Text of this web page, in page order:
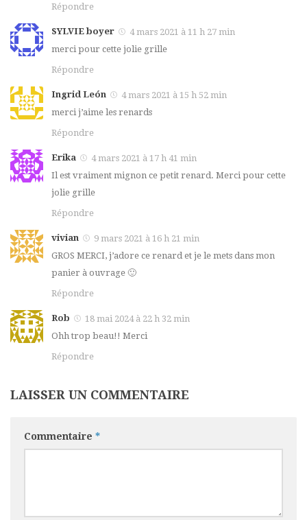
Répondre
SYLVIE boyer
4 mars 2021 à 11 h 27 min
merci pour cette jolie grille
Répondre
Ingrid León
4 mars 2021 à 15 h 52 min
merci j’aime les renards
Répondre
Erika
4 mars 2021 à 17 h 41 min
Il est vraiment mignon ce petit renard. Merci pour cette
jolie grille
Répondre
vivian
9 mars 2021 à 16 h 21 min
GROS MERCI, j’adore ce renard et je le mets dans mon
panier à ouvrage 🙂
Répondre
Rob
18 mai 2024 à 22 h 32 min
Ohh trop beau!! Merci
Répondre
LAISSER UN COMMENTAIRE
Commentaire *